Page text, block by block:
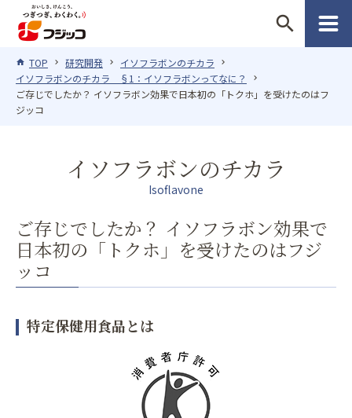
search
TOP 研究開発
イソフラボンのチカラ
イソフラボンのチカラ §1：イソフラボンってなに？
ご存じでしたか？ イソフラボン効果で日本初の「トクホ」を受けたのはフ
ジッコ
イソフラボンのチカラ
Isoflavone
ご存じでしたか？ イソフラボン効果で
日本初の「トクホ」を受けたのはフジ
ッコ
特定保健用食品とは